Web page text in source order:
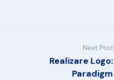
Next Post
Realizare Logo:
Paradigm